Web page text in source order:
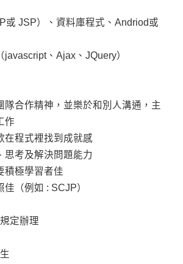
或 JSP）、資料庫程式、Andriod或
、Ajax、JQuery）
隊合作精神，並樂於和別人溝通，主
作
在程式裡找到成就感
思考及解決問題能力
積極學習者佳
（例如 : SCJP）
定辦理